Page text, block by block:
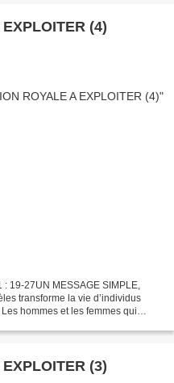
MISSION ROYALE A EXPLOITER (4)
: 19-27UN MESSAGE SIMPLE,
transforme la vie d’individus
hommes et les femmes qui
(3)